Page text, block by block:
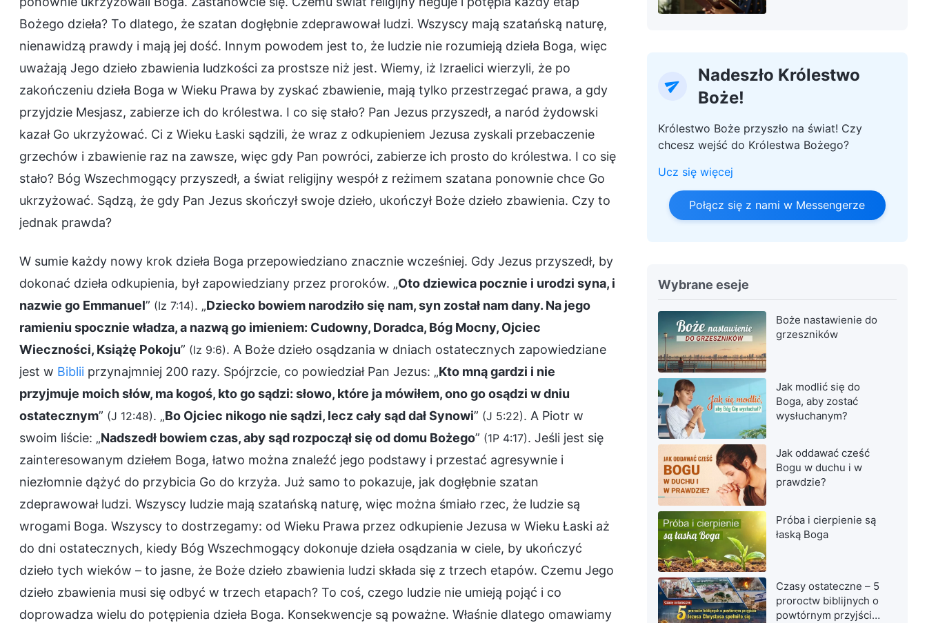
Bożego dzieła? To dlatego, że szatan dogłębnie zdeprawował ludzi. Wszyscy mają szatańską naturę,
nienawidzą prawdy i mają jej dość. Innym powodem jest to, że ludzie nie rozumieją dzieła Boga, więc
uważają Jego dzieło zbawienia ludzkości za prostsze niż jest. Wiemy, iż Izraelici wierzyli, że po
zakończeniu dzieła Boga w Wieku Prawa by zyskać zbawienie, mają tylko przestrzegać prawa, a gdy
przyjdzie Mesjasz, zabierze ich do królestwa. I co się stało? Pan Jezus przyszedł, a naród żydowski
kazał Go ukrzyżować. Ci z Wieku Łaski sądzili, że wraz z odkupieniem Jezusa zyskali przebaczenie
grzechów i zbawienie raz na zawsze, więc gdy Pan powróci, zabierze ich prosto do królestwa. I co się
stało? Bóg Wszechmogący przyszedł, a świat religijny wespół z reżimem szatana ponownie chce Go
ukrzyżować. Sądzą, że gdy Pan Jezus skończył swoje dzieło, ukończył Boże dzieło zbawienia. Czy to
jednak prawda?
W sumie każdy nowy krok dzieła Boga przepowiedziano znacznie wcześniej. Gdy Jezus przyszedł, by
dokonać dzieła odkupienia, był zapowiedziany przez proroków. „Oto dziewica pocznie i urodzi syna, i
nazwie go Emmanuel” (Iz 7:14). „Dziecko bowiem narodziło się nam, syn został nam dany. Na jego
ramieniu spocznie władza, a nazwą go imieniem: Cudowny, Doradca, Bóg Mocny, Ojciec
Wieczności, Książę Pokoju” (Iz 9:6). A Boże dzieło osądzania w dniach ostatecznych zapowiedziane
jest w Biblii przynajmniej 200 razy. Spójrzcie, co powiedział Pan Jezus: „Kto mną gardzi i nie
przyjmuje moich słów, ma kogoś, kto go sądzi: słowo, które ja mówiłem, ono go osądzi w dniu
ostatecznym” (J 12:48). „Bo Ojciec nikogo nie sądzi, lecz cały sąd dał Synowi” (J 5:22). A Piotr w
swoim liście: „Nadszedł bowiem czas, aby sąd rozpoczął się od domu Bożego” (1P 4:17). Jeśli jest się
zainteresowanym dziełem Boga, łatwo można znaleźć jego podstawy i przestać agresywnie i
niezłomnie dążyć do przybicia Go do krzyża. Już samo to pokazuje, jak dogłębnie szatan
zdeprawował ludzi. Wszyscy ludzie mają szatańską naturę, więc można śmiało rzec, że ludzie są
wrogami Boga. Wszyscy to dostrzegamy: od Wieku Prawa przez odkupienie Jezusa w Wieku Łaski aż
do dni ostatecznych, kiedy Bóg Wszechmogący dokonuje dzieła osądzania w ciele, by ukończyć
dzieło tych wieków – to jasne, że Boże dzieło zbawienia ludzi składa się z trzech etapów. Czemu Jego
dzieło zbawienia musi się odbyć w trzech etapach? To coś, czego ludzie nie umieją pojąć i co
doprowadza wielu do potępienia dzieła Boga. Konsekwencje są poważne. Właśnie dlatego omawiamy
Nadeszło Królestwo
Boże!
Królestwo Boże przyszło na świat! Czy
chcesz wejść do Królestwa Bożego?
Ucz się więcej
Połącz się z nami w Messengerze
Wybrane eseje
Boże nastawienie do
grzeszników
Jak modlić się do
Boga, aby zostać
wysłuchanym?
Jak oddawać cześć
Bogu w duchu i w
prawdzie?
Próba i cierpienie są
łaską Boga
Czasy ostateczne – 5
proroctw biblijnych o
powtórnym przyjściu